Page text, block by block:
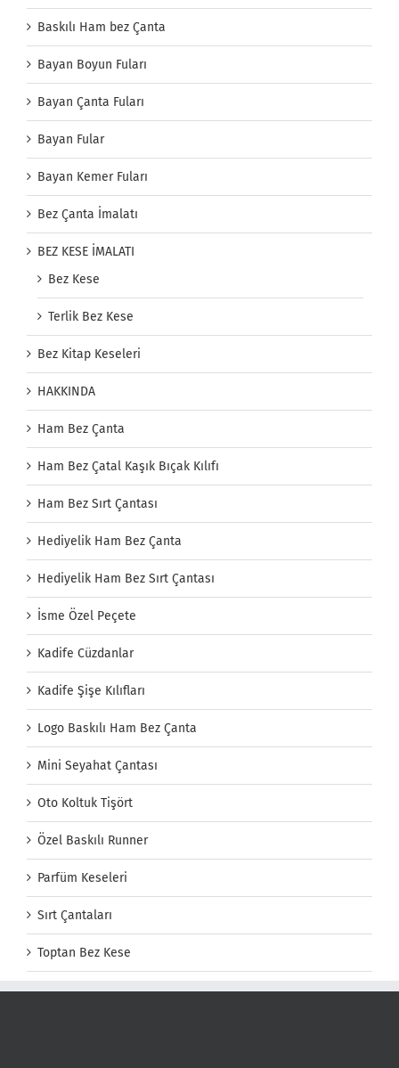
Baskılı Ham bez Çanta
Bayan Boyun Fuları
Bayan Çanta Fuları
Bayan Fular
Bayan Kemer Fuları
Bez Çanta İmalatı
BEZ KESE İMALATI
Bez Kese
Terlik Bez Kese
Bez Kitap Keseleri
HAKKINDA
Ham Bez Çanta
Ham Bez Çatal Kaşık Bıçak Kılıfı
Ham Bez Sırt Çantası
Hediyelik Ham Bez Çanta
Hediyelik Ham Bez Sırt Çantası
İsme Özel Peçete
Kadife Cüzdanlar
Kadife Şişe Kılıfları
Logo Baskılı Ham Bez Çanta
Mini Seyahat Çantası
Oto Koltuk Tişört
Özel Baskılı Runner
Parfüm Keseleri
Sırt Çantaları
Toptan Bez Kese